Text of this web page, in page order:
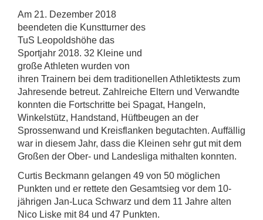
Am 21. Dezember 2018
beendeten die Kunstturner des
TuS Leopoldshöhe das
Sportjahr 2018. 32 Kleine und
große Athleten wurden von
ihren Trainern bei dem traditionellen Athletiktests zum
Jahresende betreut. Zahlreiche Eltern und Verwandte
konnten die Fortschritte bei Spagat, Hangeln,
Winkelstütz, Handstand, Hüftbeugen an der
Sprossenwand und Kreisflanken begutachten. Auffällig
war in diesem Jahr, dass die Kleinen sehr gut mit dem
Großen der Ober- und Landesliga mithalten konnten.
Curtis Beckmann gelangen 49 von 50 möglichen
Punkten und er rettete den Gesamtsieg vor dem 10-
jährigen Jan-Luca Schwarz und dem 11 Jahre alten
Nico Liske mit 84 und 47 Punkten.